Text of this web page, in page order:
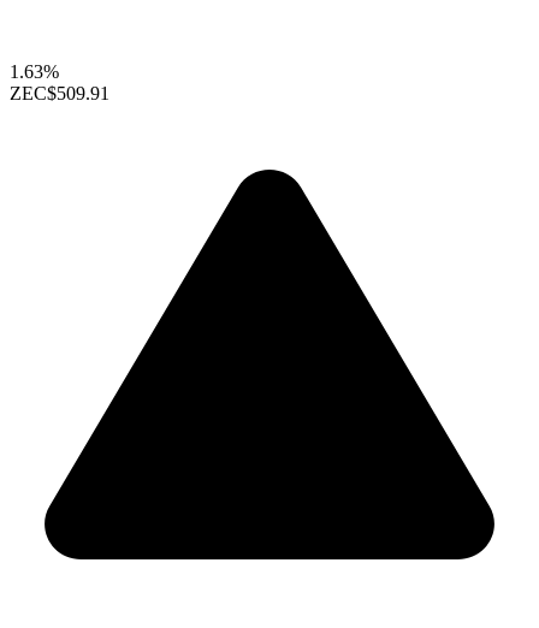
1.63%
ZEC$509.91